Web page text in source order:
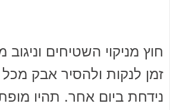
חוץ מניקוי השטיחים
זמן לנקות ולהסיר אבק
נידחת ביום אחר. תהיו